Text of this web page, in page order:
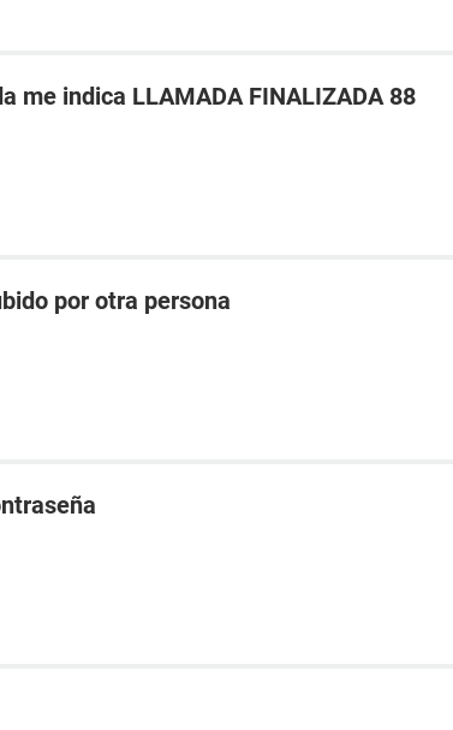
me indica LLAMADA FINALIZADA 88
por otra persona